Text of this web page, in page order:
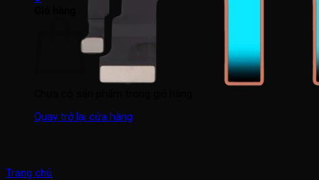
Quay trở lại cửa hàng
Trang chủ